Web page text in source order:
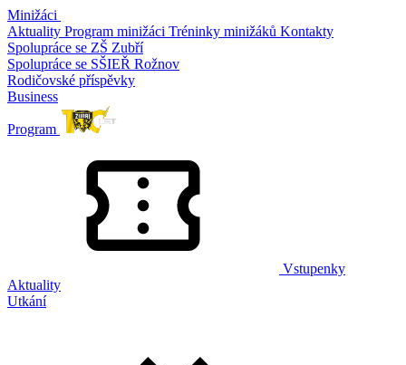
Minižáci
Aktuality Program minižáci Tréninky minižáků Kontakty
Spolupráce se ZŠ Zubří
Spolupráce se SŠIEŘ Rožnov
Rodičovské příspěvky
Business
Program
Vstupenky
Aktuality
Utkání